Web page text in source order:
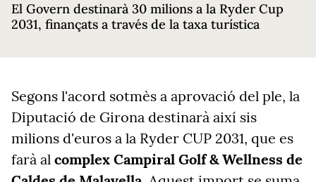
El Govern destinarà 30 milions a la Ryder Cup
2031, finançats a través de la taxa turística
Segons l'acord sotmès a aprovació del ple, la
Diputació de Girona destinarà així sis
milions d'euros a la Ryder CUP 2031, que es
farà al complex Campiral Golf & Wellness de